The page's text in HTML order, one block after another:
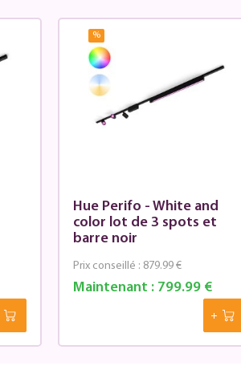
%
Hue Perifo - White and
color lot de 3 spots et
barre noir
Maintenant : 799.99 €
Prix conseillé : 879.99 €